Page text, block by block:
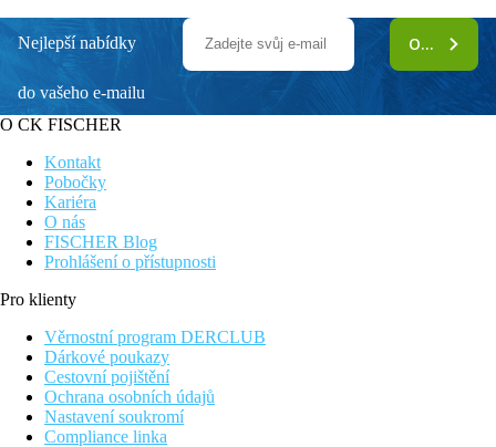
Nejlepší nabídky
do vašeho e-mailu
ODEBÍRAT
O CK FISCHER
Kontakt
Pobočky
Kariéra
O nás
FISCHER Blog
Prohlášení o přístupnosti
Pro klienty
Věrnostní program DERCLUB
Dárkové poukazy
Cestovní pojištění
Ochrana osobních údajů
Nastavení soukromí
Compliance linka